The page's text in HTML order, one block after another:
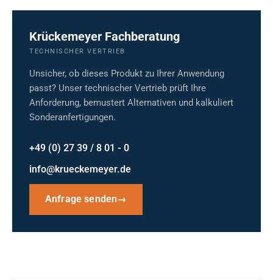
Krückemeyer Fachberatung
TECHNISCHER VERTRIEB
Unsicher, ob dieses Produkt zu Ihrer Anwendung
passt? Unser technischer Vertrieb prüft Ihre
Anforderung, bemustert Alternativen und kalkuliert
Sonderanfertigungen.
+49 (0) 27 39 / 8 01 - 0
info@krueckemeyer.de
Anfrage senden→